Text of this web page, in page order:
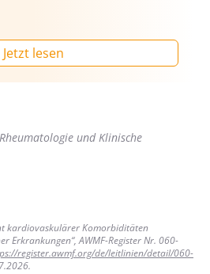
Jetzt lesen
und Klinische
kardiovaskulärer Komorbiditäten
Erkrankungen“, AWMF-Register Nr. 060-
register.awmf.org/de/leitlinien/detail/060-